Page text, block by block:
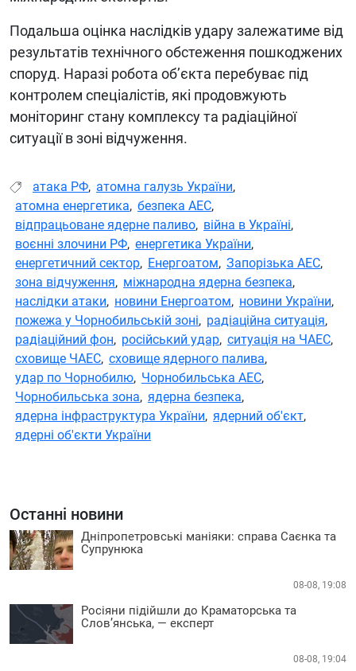
Подальша оцінка наслідків удару залежатиме від
результатів технічного обстеження пошкоджених
споруд. Наразі робота об’єкта перебуває під
контролем спеціалістів, які продовжують
моніторинг стану комплексу та радіаційної
ситуації в зоні відчуження.
атака РФ, атомна галузь України,
атомна енергетика, безпека АЕС,
відпрацьоване ядерне паливо, війна в Україні,
воєнні злочини РФ, енергетика України,
енергетичний сектор, Енергоатом, Запорізька АЕС,
зона відчуження, міжнародна ядерна безпека,
наслідки атаки, новини Енергоатом, новини України,
пожежа у Чорнобильській зоні, радіаційна ситуація,
радіаційний фон, російський удар, ситуація на ЧАЕС,
сховище ЧАЕС, сховище ядерного палива,
удар по Чорнобилю, Чорнобильська АЕС,
Чорнобильська зона, ядерна безпека,
ядерна інфраструктура України, ядерний об'єкт,
ядерні об'єкти України
Останні новини
Дніпропетровські маніяки: справа Саєнка та
Супрунюка
08-08, 19:08
Росіяни підійшли до Краматорська та
Слов’янська, — експерт
08-08, 19:04